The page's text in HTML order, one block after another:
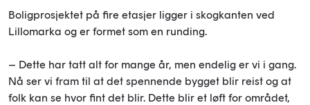
Boligprosjektet på fire etasjer ligger i skogkanten ved
Lillomarka og er formet som en runding.
– Dette har tatt alt for mange år, men endelig er vi i gang.
Nå ser vi fram til at det spennende bygget blir reist og at
folk kan se hvor fint det blir. Dette blir et løft for området,